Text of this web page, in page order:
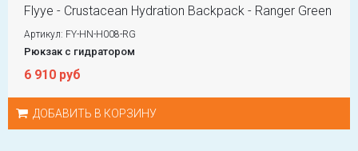
Flyye - Crustacean Hydration Backpack - Ranger Green
Артикул: FY-HN-H008-RG
Рюкзак с гидратором
6 910 руб
ДОБАВИТЬ В КОРЗИНУ